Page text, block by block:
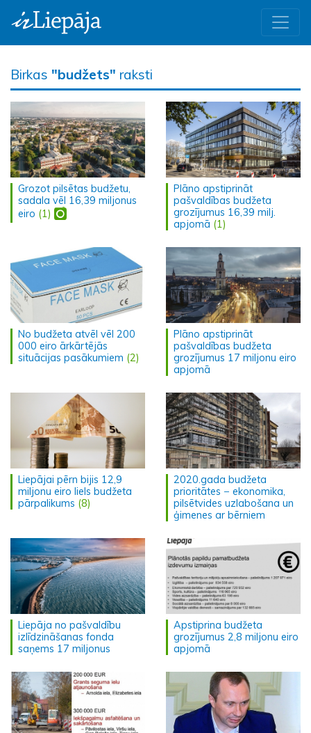
Birkas "budžets" raksti
Grozot pilsētas budžetu,
sadala vēl 16,39 miljonus
eiro (1)
Plāno apstiprināt
pašvaldības budžeta
grozījumus 16,39 milj.
apjomā (1)
No budžeta atvēl vēl 200
000 eiro ārkārtējās
situācijas pasākumiem (2)
Plāno apstiprināt
pašvaldības budžeta
grozījumus 17 miljonu eiro
apjomā
Liepājai pērn bijis 12,9
miljonu eiro liels budžeta
pārpalikums (8)
2020.gada budžeta
prioritātes − ekonomika,
pilsētvides uzlabošana un
ģimenes ar bērniem
Liepāja no pašvaldību
izlīdzināšanas fonda
saņems 17 miljonus
Apstiprina budžeta
grozījumus 2,8 miljonu eiro
apjomā